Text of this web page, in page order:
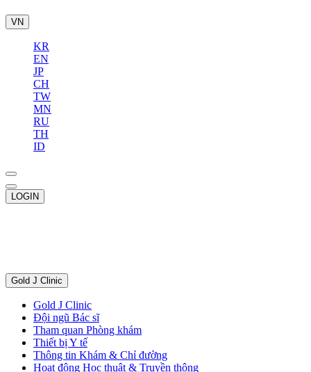
VN
KR
EN
JP
CH
TW
MN
RU
TH
ID
LOGIN
Gold J Clinic
Gold J Clinic
Đội ngũ Bác sĩ
Tham quan Phòng khám
Thiết bị Y tế
Thông tin Khám & Chỉ đường
Hoạt động Học thuật & Truyền thông